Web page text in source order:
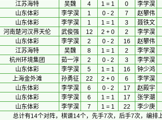
江苏海特 吴魏 4 1 = 1 0 李学淏
山东体彩 李学淏 1 0 - 2 7 赵攀伟
山东体彩 李学淏 1 1 = 1 3 聂铁文
河南楚河汉界天伦 武俊强 12 2 + 0 2 李学淏
山东体彩 李学淏 2 0 - 2 16 赵攀伟
江苏海特 吴魏 8 1 = 1 2 李学淏
杭州环境集团 茹一淳 2 0 - 2 3 李学淏
山东体彩 李学淏 5 1 = 1 16 钟少鸿
上海金外滩 孙勇征 22 2 + 0 6 李学淏
山东体彩 李学淏 6 0 - 2 17 赵殿宇
山东体彩 李学淏 6 1 = 1 17 张学潮
山东体彩 李学淏 7 1 = 1 22 李少庚
总计有14个对阵，棋谱14个，先手7次，后手7次，编排